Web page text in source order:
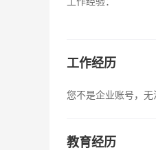
工作经历
您不是企业账号，无
教育经历